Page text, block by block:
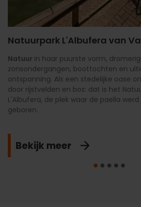
Natuurpark L'Albufera van
Natuur in haar puurste vorm,
zonsondergangen, boottochten en
ontspanning. Als een stedelijke oase
door rijstvelden en bos: dat is het
L'Albufera, de plek waar de paella werd
geboren.
Bekijk meer